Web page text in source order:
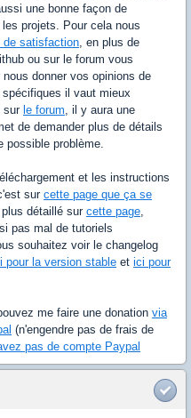
une bonne façon de
projets. Pour cela nous
de satisfaction, en plus de
ou sur le forum vous
donner vos opinions de
il vaut mieux
sur le forum, il y aura une
de demander plus de détails
possible problème.
et les instructions
surcette page que ça se
détaillé sur cette page,
pas mal de tutoriels
souhaitez voir le changelog
pour la version stable et ici pour
me faire une donation via
(n'engendre pas de frais de
pas de compte Paypal